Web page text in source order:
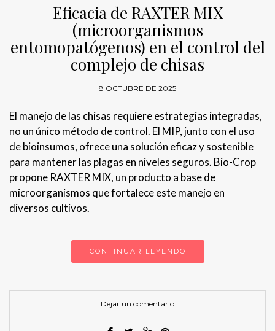
Eficacia de RAXTER MIX
(microorganismos
entomopatógenos) en el control del
complejo de chisas
8 OCTUBRE DE 2025
El manejo de las chisas requiere estrategias integradas,
no un único método de control. El MIP, junto con el uso
de bioinsumos, ofrece una solución eficaz y sostenible
para mantener las plagas en niveles seguros. Bio-Crop
propone RAXTER MIX, un producto a base de
microorganismos que fortalece este manejo en
diversos cultivos.
CONTINUAR LEYENDO
Dejar un comentario